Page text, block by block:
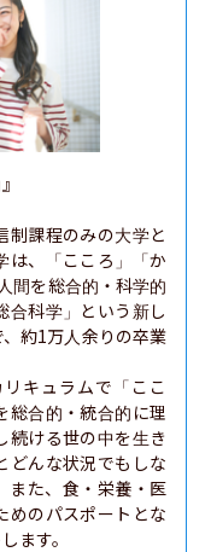
制課程のみの大学と
は、「こころ」「か
間を総合的・科学的
合科学」という新し
約1万人余りの卒業
キュラムで「ここ
総合的・統合的に理
続ける世の中を生き
どんな状況でもしな
また、食・栄養・医
めのパスポートとな
ます。